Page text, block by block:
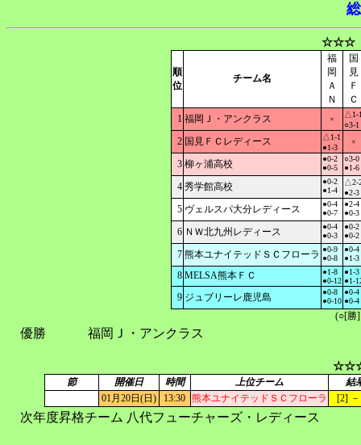
☆☆☆
順
位
チーム名
福
岡
Ａ
Ｎ
国
見
Ｆ
Ｃ
1 福岡Ｊ・アンクラス ×
△1-
○3-1
2 国見ＦＣレディース
△1-1
●1-3
×
3 柳ヶ浦高校
●0-2
●0-5
○3-0
●1-6
4 秀学館高校
●0-2
●1-4
△2-
●2-3
5 ヴェルスパ大分レディース
●0-4
●0-7
●2-4
●0-3
6 ＮＷ北九州レディース
●0-4
●0-3
●0-2
●0-2
7 熊本ユナイテッドＳＣフローラ ●0-9
●0-8
●0-4
●1-3
8 MELSA熊本ＦＣ
●1-8
●0-12
●1-3
●1-
9 ジュブリーレ鹿児島
●0-8
●0-10
●0-4
●0-4
(○[勝
優勝 福岡Ｊ・アンクラス
節 開催日 時間 上位チーム
結
01月20日(日)
13:30 熊本ユナイテッドＳＣフローラ [2]
次年度昇格チーム 八代フューチャーズ・レディース